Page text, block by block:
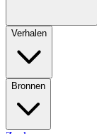
Verhalen
Bronnen